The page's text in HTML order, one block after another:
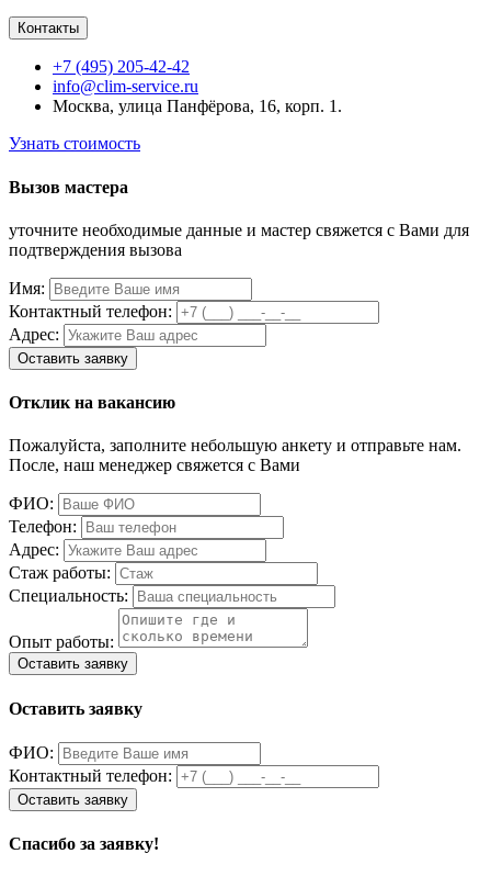
Контакты
+7 (495) 205-42-42
info@clim-service.ru
Москва, улица Панфёрова, 16, корп. 1.
Узнать стоимость
Вызов мастера
уточните необходимые данные и мастер свяжется с Вами для
подтверждения вызова
Имя:
Контактный телефон:
Адрес:
Отклик на вакансию
Пожалуйста, заполните небольшую анкету и отправьте нам.
После, наш менеджер свяжется с Вами
ФИО:
Телефон:
Адрес:
Стаж работы:
Специальность:
Опыт работы:
Оставить заявку
ФИО:
Контактный телефон:
Спасибо за заявку!